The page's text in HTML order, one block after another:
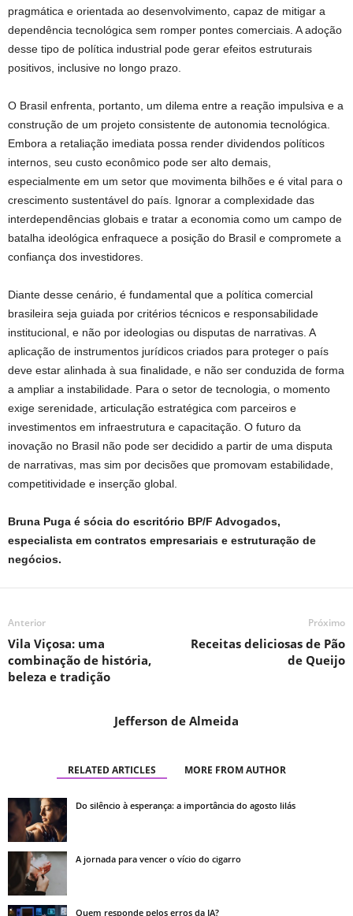
pragmática e orientada ao desenvolvimento, capaz de mitigar a
dependência tecnológica sem romper pontes comerciais. A adoção
desse tipo de política industrial pode gerar efeitos estruturais
positivos, inclusive no longo prazo.
O Brasil enfrenta, portanto, um dilema entre a reação impulsiva e a
construção de um projeto consistente de autonomia tecnológica.
Embora a retaliação imediata possa render dividendos políticos
internos, seu custo econômico pode ser alto demais,
especialmente em um setor que movimenta bilhões e é vital para o
crescimento sustentável do país. Ignorar a complexidade das
interdependências globais e tratar a economia como um campo de
batalha ideológica enfraquece a posição do Brasil e compromete a
confiança dos investidores.
Diante desse cenário, é fundamental que a política comercial
brasileira seja guiada por critérios técnicos e responsabilidade
institucional, e não por ideologias ou disputas de narrativas. A
aplicação de instrumentos jurídicos criados para proteger o país
deve estar alinhada à sua finalidade, e não ser conduzida de forma
a ampliar a instabilidade. Para o setor de tecnologia, o momento
exige serenidade, articulação estratégica com parceiros e
investimentos em infraestrutura e capacitação. O futuro da
inovação no Brasil não pode ser decidido a partir de uma disputa
de narrativas, mas sim por decisões que promovam estabilidade,
competitividade e inserção global.
Bruna Puga é sócia do escritório BP/F Advogados,
especialista em contratos empresariais e estruturação de
negócios.
Anterior
Vila Viçosa: uma
combinação de história,
beleza e tradição
Próximo
Receitas deliciosas de Pão
de Queijo
Jefferson de Almeida
RELATED ARTICLES MORE FROM AUTHOR
Do silêncio à esperança: a importância do agosto lilás
A jornada para vencer o vício do cigarro
Quem responde pelos erros da IA?